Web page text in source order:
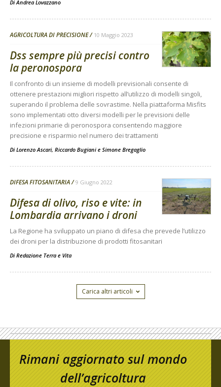
DiAndrea Lovazzano
AGRICOLTURA DI PRECISIONE 10 Maggio 2023
Dss sempre più precisi contro
la peronospora
Il confronto di un insieme di modelli previsionali consente di
ottenere prestazioni migliori rispetto all’utilizzo di modelli singoli,
superando il problema delle sovrastime. Nella piattaforma Misfits
sono implementati otto diversi modelli per le previsioni delle
infezioni primarie di peronospora consentendo maggiore
precisione e risparmio nel numero dei trattamenti
Di Lorenzo Ascari, Riccardo Bugiani e Simone Bregaglio
DIFESA FITOSANITARIA 9 Giugno 2022
Difesa di olivo, riso e vite: in
Lombardia arrivano i droni
La Regione ha sviluppato un piano di difesa che prevede l’utilizzo
dei droni per la distribuzione di prodotti fitosanitari
Di Redazione Terra e Vita
Carica altri articoli
Rimani aggiornato sul mondo
dell’agricoltura